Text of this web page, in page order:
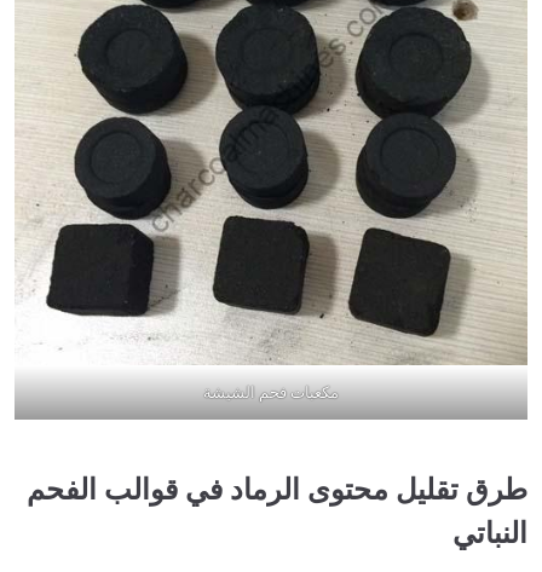
مكعبات فحم الشيشة
طرق تقليل محتوى الرماد في قوالب الفحم
النباتي